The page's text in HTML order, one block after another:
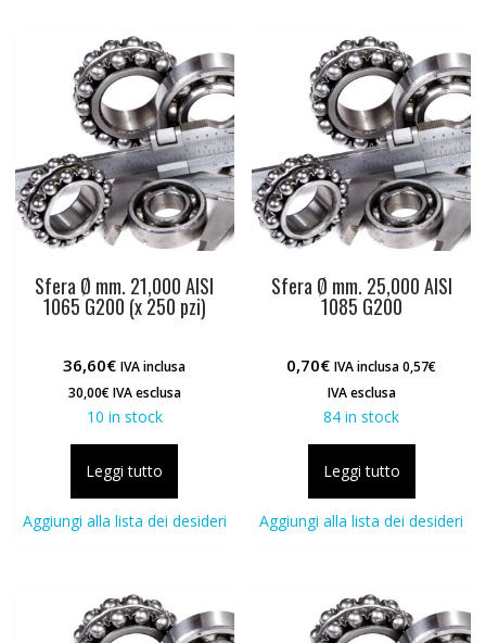
Sfera Ø mm. 21,000 AISI
1065 G200 (x 250 pzi)
36,60€ IVA inclusa
30,00€IVA esclusa
10 in stock
Leggi tutto
Aggiungi alla lista dei desideri
Sfera Ø mm. 25,000 AISI
1085 G200
0,70€ IVA inclusa0,57€
IVA esclusa
84 in stock
Leggi tutto
Aggiungi alla lista dei desideri